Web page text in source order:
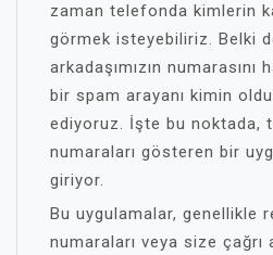
zaman telefonda kimlerin
görmek isteyebiliriz. Belki
arkadaşımızın numarasını
bir spam arayanı kimin
ediyoruz. İşte bu noktada,
numaraları gösteren bir
giriyor.
Bu uygulamalar, genellikle
numaraları veya size